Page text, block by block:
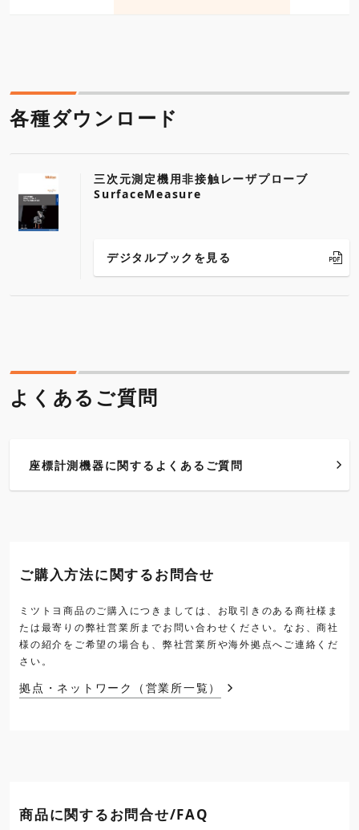
各種ダウンロード
三次元測定機用非接触レーザプローブ
SurfaceMeasure
デジタルブックを見る
よくあるご質問
座標計測機器に関するよくあるご質問
ご購入方法に関するお問合せ
ミツトヨ商品のご購入につきましては、お取引きのある商社様ま
たは最寄りの弊社営業所までお問い合わせください。なお、商社
様の紹介をご希望の場合も、弊社営業所や海外拠点へご連絡くだ
さい。
拠点・ネットワーク（営業所一覧）
商品に関するお問合せ/FAQ